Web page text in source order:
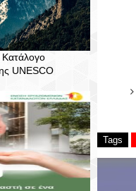
UNESCO
Tags